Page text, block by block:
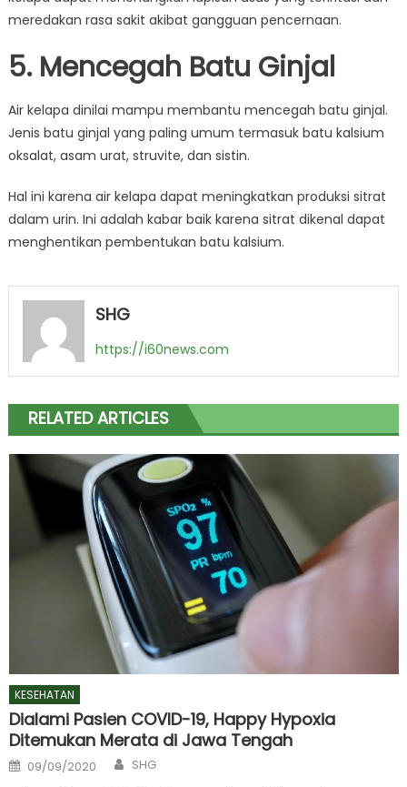
meredakan rasa sakit akibat gangguan pencernaan.
5. Mencegah Batu Ginjal
Air kelapa dinilai mampu membantu mencegah batu ginjal.
Jenis batu ginjal yang paling umum termasuk batu kalsium
oksalat, asam urat, struvite, dan sistin.
Hal ini karena air kelapa dapat meningkatkan produksi sitrat
dalam urin. Ini adalah kabar baik karena sitrat dikenal dapat
menghentikan pembentukan batu kalsium.
SHG
https://i60news.com
RELATED ARTICLES
KESEHATAN
Dialami Pasien COVID-19, Happy Hypoxia
Ditemukan Merata di Jawa Tengah
Posted
on
09/09/2020 Author
SHG